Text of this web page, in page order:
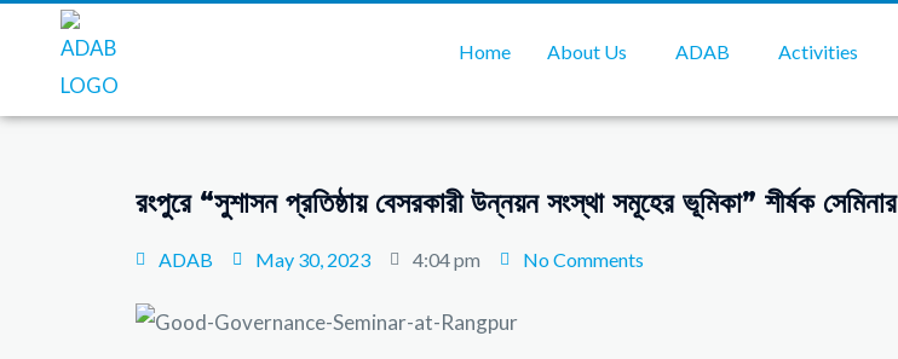
Home About Us ADAB Activities
রংপুরে “সুশাসন প্রতিষ্ঠায় বেসরকারী উন্নয়ন সংস্থা সমূহের ভূমিকা” শীর্ষক সেমিনার
ADAB May 30, 2023 4:04 pm No Comments